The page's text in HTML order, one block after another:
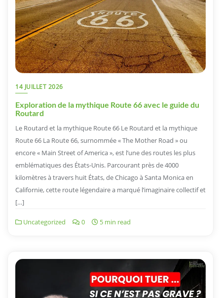
14 JUILLET 2026
Exploration de la mythique Route 66 avec le guide du
Routard
Le Routard et la mythique Route 66 Le Routard et la mythique
Route 66 La Route 66, surnommée « The Mother Road » ou
encore « Main Street of America », est l’une des routes les plus
emblématiques des États-Unis. Parcourant près de 4000
kilomètres à travers huit États, de Chicago à Santa Monica en
Californie, cette route légendaire a marqué l’imaginaire collectif et
[…]
Uncategorized 0 5 min read